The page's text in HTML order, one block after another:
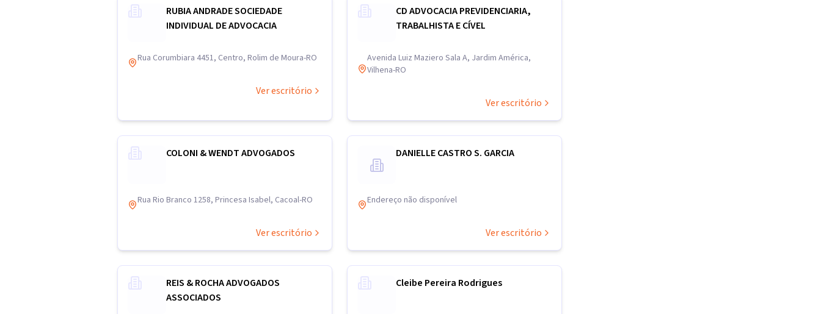
RUBIA ANDRADE SOCIEDADE
INDIVIDUAL DE ADVOCACIA
Rua Corumbiara 4451, Centro, Rolim de Moura-RO
Ver escritório
CD ADVOCACIA PREVIDENCIARIA,
TRABALHISTA E CÍVEL
Avenida Luiz Maziero Sala A, Jardim América,
Vilhena-RO
Ver escritório
COLONI & WENDT ADVOGADOS
Rua Rio Branco 1258, Princesa Isabel, Cacoal-RO
Ver escritório
DANIELLE CASTRO S. GARCIA
Endereço não disponível
Ver escritório
REIS & ROCHA ADVOGADOS
ASSOCIADOS
Cleibe Pereira Rodrigues